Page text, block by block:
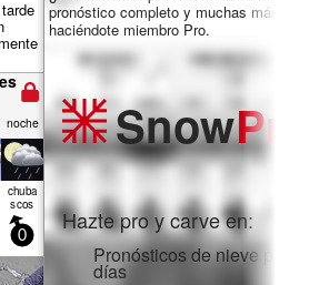
noche
chuba
scos
0
pronóstico completo y muchas más
haciéndote miembro Pro.
SnowPro
Hazte pro y carve en:
Pronósticos de nieve por
días